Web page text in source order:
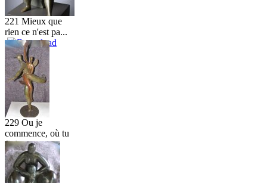
221 Mieux que
rien ce n'est pa...
229 Ou je
commence, où tu
fini...